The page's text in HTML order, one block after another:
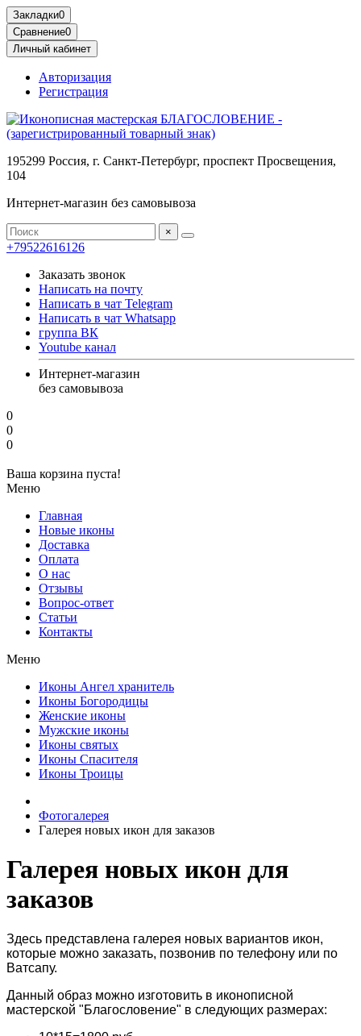
Блоки питания Цены в Беларуси Минске
Блоки питания пк Минск Беларусь Цены
Закладки0
Сравнение0
Личный кабинет
Авторизация
Регистрация
195299 Россия, г. Санкт-Петербург, проспект Просвещения,
104
Интернет-магазин без самовывоза
×
+79522616126
Заказать звонок
Написать на почту
Написать в чат Telegram
Написать в чат Whatsapp
группа ВК
Youtube канал
Интернет-магазин
без самовывоза
0
0
0
Ваша корзина пуста!
Меню
Главная
Новые иконы
Доставка
Оплата
О нас
Отзывы
Вопрос-ответ
Статьи
Контакты
Меню
Иконы Ангел хранитель
Иконы Богородицы
Женские иконы
Мужские иконы
Иконы святых
Иконы Спасителя
Иконы Троицы
Фотогалерея
Галерея новых икон для заказов
Галерея новых икон для
заказов
Здесь представлена галерея новых вариантов икон,
которые можно заказать, позвонив по телефону или по
Ватсапу.
Данный образ можно изготовить в иконописной
мастерской "Благословение" в следующих размерах: